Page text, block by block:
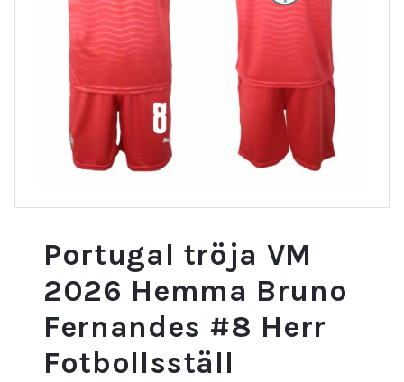
Portugal tröja VM
2026 Hemma Bruno
Fernandes #8 Herr
Fotbollsställ